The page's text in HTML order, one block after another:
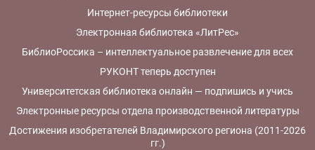
Интернет-ресурсы библиотеки
Электронная библиотека «ЛитРес»
БиблиоРоссика – интеллектуальное развлечение для всех
РУКОНТ теперь доступен
Университетская библиотека онлайн — подпишись и учись
Электронные ресурсы отдела производственной литературы
Достижения изобретателей Владимирского региона (2011-2026
гг.)